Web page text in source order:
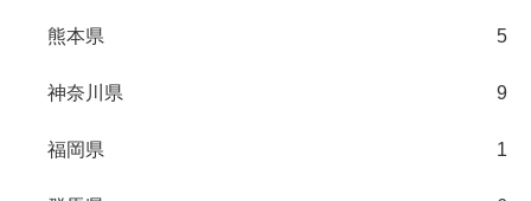
熊本県 5
神奈川県 9
福岡県 1